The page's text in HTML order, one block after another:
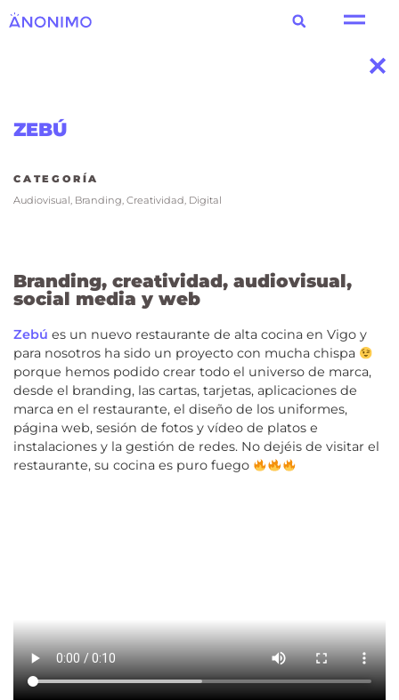
ZEBÚ
CATEGORÍA
Audiovisual, Branding, Creatividad, Digital
Branding, creatividad, audiovisual,
social media y web
Zebú es un nuevo restaurante de alta cocina en Vigo y
para nosotros ha sido un proyecto con mucha chispa
porque hemos podido crear todo el universo de marca,
desde el branding, las cartas, tarjetas, aplicaciones de
marca en el restaurante, el diseño de los uniformes,
página web, sesión de fotos y vídeo de platos e
instalaciones y la gestión de redes. No dejéis de visitar el
restaurante, su cocina es puro fuego